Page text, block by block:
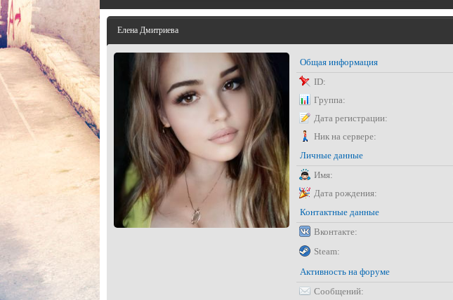
Елена Дмитриева
Общая информация
ID:
Группа:
Дата регистрации:
Ник на сервере:
Личные данные
Имя:
Дата рождения:
Контактные данные
Вконтакте:
Steam:
Активность на форуме
Сообщений: